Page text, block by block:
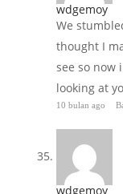
wdgemoy
We
thought I
see so now
looking at
10 bulan ago
wdgemoy